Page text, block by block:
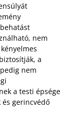
nem
a
nem
a testi épsége
gerincvédő